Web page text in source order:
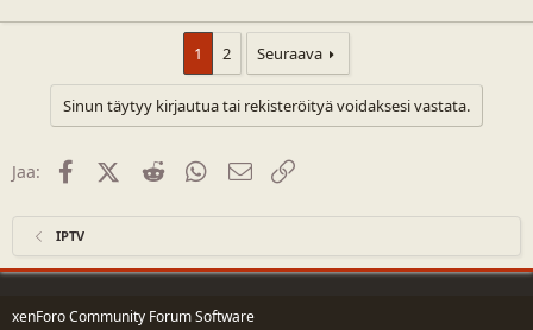
1 2 Seuraava
Sinun täytyy kirjautua tai rekisteröityä voidaksesi vastata.
Jaa: FacebookX (Twitter)
Reddit WhatsAppSähköposti
IPTV
xenForo Community Forum Software